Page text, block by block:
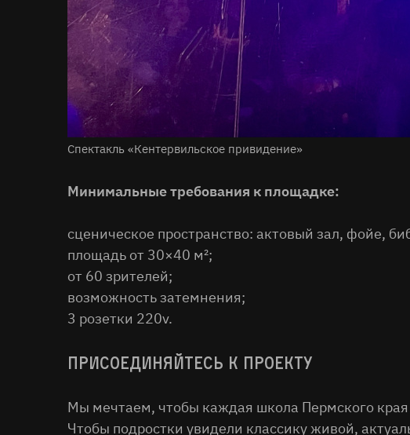
Спектакль «Кентервильское привидение»
Минимальные требования к площадке:
сценическое пространство: актовый зал, фойе,
площадь от 30×40 м²;
от 60 зрителей;
возможность затемнения;
3 розетки 220v.
Присоединяйтесь к проекту
Мы мечтаем, чтобы каждая школа Пермского края
Чтобы подростки увидели классику живой,